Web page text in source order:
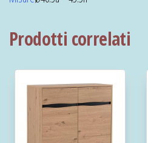
Prodotti correlati